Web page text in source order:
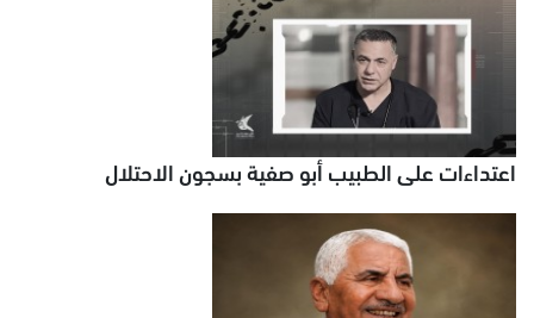
اعتداءات على الطبيب أبو صفية بسجون الاحتلال